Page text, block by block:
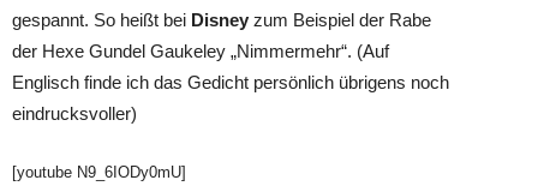
gespannt. So heißt bei Disney zum Beispiel der Rabe
der Hexe Gundel Gaukeley „Nimmermehr“. (Auf
Englisch finde ich das Gedicht persönlich übrigens noch
eindrucksvoller)
[youtube N9_6IODy0mU]